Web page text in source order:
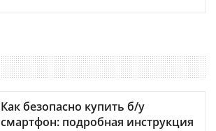
Как безопасно купить б/у
смартфон: подробная инструкция